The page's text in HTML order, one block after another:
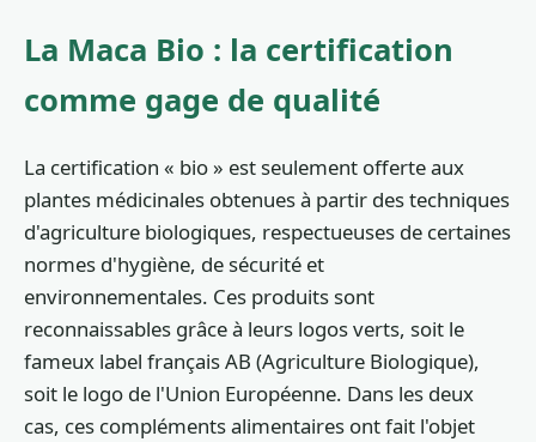
La Maca Bio : la certification
comme gage de qualité
La certification « bio » est seulement offerte aux
plantes médicinales obtenues à partir des techniques
d'agriculture biologiques, respectueuses de certaines
normes d'hygiène, de sécurité et
environnementales. Ces produits sont
reconnaissables grâce à leurs logos verts, soit le
fameux label français AB (Agriculture Biologique),
soit le logo de l'Union Européenne. Dans les deux
cas, ces compléments alimentaires ont fait l'objet